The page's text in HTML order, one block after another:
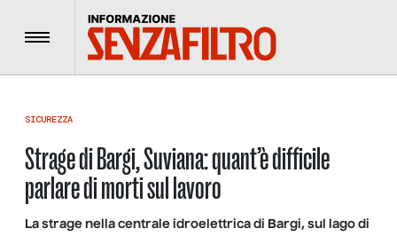
Menu
SICUREZZA
Strage di Bargi, Suviana: quant’è difficile
parlare di morti sul lavoro
La strage nella centrale idroelettrica di Bargi, sul lago di